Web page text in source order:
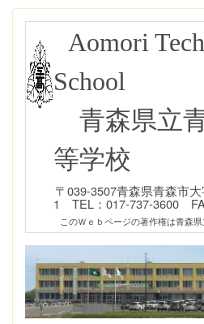
Aomori
School
青森県立
等学校
〒039-3507青森県青森市
1 TEL：017-737-3600
このＷｅｂページの著作権は青森